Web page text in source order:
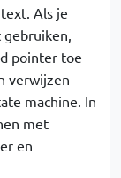
Als je
gebruiken,
pointer toe
verwijzen
machine. In
met
en